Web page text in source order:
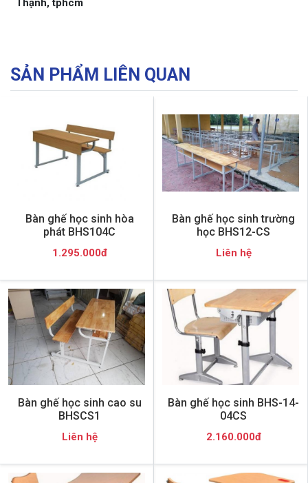
Thạnh, tphcm
SẢN PHẨM LIÊN QUAN
Bàn ghế học sinh hòa
phát BHS104C
1.295.000đ
Bàn ghế học sinh trường
học BHS12-CS
Liên hệ
Bàn ghế học sinh cao su
BHSCS1
Liên hệ
Bàn ghế học sinh BHS-14-
04CS
2.160.000đ